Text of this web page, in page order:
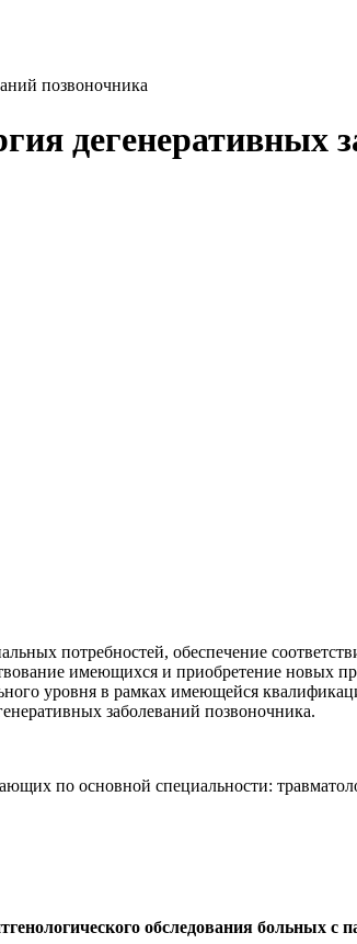
позвоночника
дегенеративных
потребностей, обеспечение
имеющихся и приобретение новых
уровня в рамках имеющейся
заболеваний позвоночника.
по основной специальности:
обследования больных с